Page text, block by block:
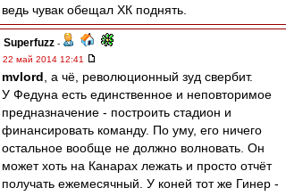
ведь чувак обещал ХК поднять.
Superfuzz -
22 май 2014 12:41
mvlord , а чё, революционный зуд свербит.
У Федуна есть единственное и неповторимое
предназначение - построить стадион и
финансировать команду. По уму, его ничего
остальное вообще не должно волновать. Он
может хоть на Канарах лежать и просто отчёт
получать ежемесячный. У коней тот же Гинер -